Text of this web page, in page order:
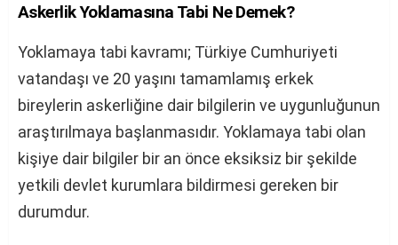
Askerlik Yoklamasına Tabi Ne Demek?
Yoklamaya tabi kavramı; Türkiye Cumhuriyeti
vatandaşı ve 20 yaşını tamamlamış erkek
bireylerin askerliğine dair bilgilerin ve uygunluğunun
araştırılmaya başlanmasıdır. Yoklamaya tabi olan
kişiye dair bilgiler bir an önce eksiksiz bir şekilde
yetkili devlet kurumlara bildirmesi gereken bir
durumdur.